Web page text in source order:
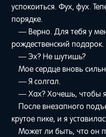
успокоиться. Фух, фух.
порядке.
— Верно. Для тебя у
рождественский подарок.
— Эх? Не шутишь?
Мое сердце вновь
— Я солгал.
— Хах? Хочешь, чтобы
После внезапного
крутое пике, и я
Может ли быть, что он